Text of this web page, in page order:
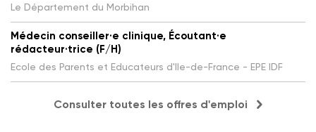
Le Département du Morbihan
Médecin conseiller·e clinique, Écoutant·e
rédacteur·trice (F/H)
Ecole des Parents et Educateurs d'Ile-de-France - EPE IDF
Consulter toutes les offres d'emploi